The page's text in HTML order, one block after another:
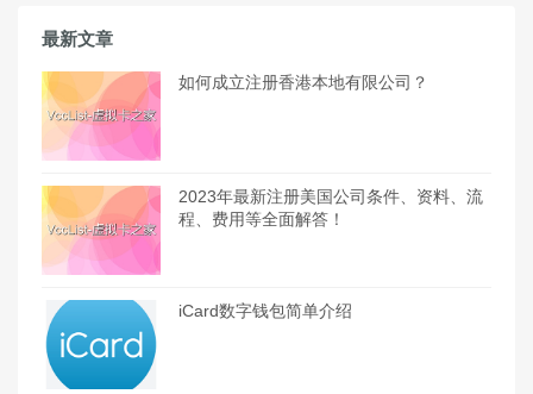
最新文章
如何成立注册香港本地有限公司？
2023年最新注册美国公司条件、资料、流
程、费用等全面解答！
iCard数字钱包简单介绍